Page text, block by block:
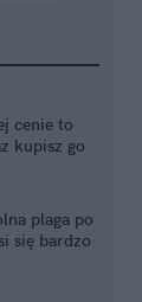
cenie to
kupisz go
plaga po
się bardzo